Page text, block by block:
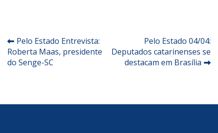
Navegação
de
Pelo Estado Entrevista:
Roberta Maas, presidente
do Senge-SC
Pelo Estado 04/04:
Deputados catarinenses se
destacam em Brasília